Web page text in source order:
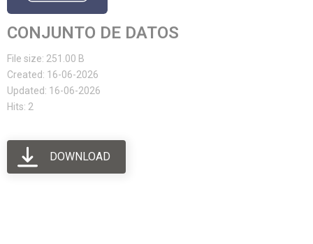
CONJUNTO DE DATOS
File size: 251.00 B
Created: 16-06-2026
Updated: 16-06-2026
Hits: 2
DOWNLOAD